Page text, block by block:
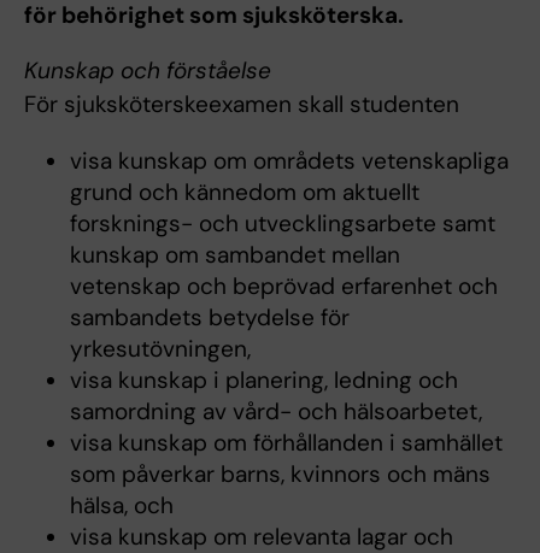
för behörighet som sjuksköterska.
Kunskap och förståelse
För sjuksköterskeexamen skall studenten
visa kunskap om områdets vetenskapliga
grund och kännedom om aktuellt
forsknings- och utvecklingsarbete samt
kunskap om sambandet mellan
vetenskap och beprövad erfarenhet och
sambandets betydelse för
yrkesutövningen,
visa kunskap i planering, ledning och
samordning av vård- och hälsoarbetet,
visa kunskap om förhållanden i samhället
som påverkar barns, kvinnors och mäns
hälsa, och
visa kunskap om relevanta lagar och